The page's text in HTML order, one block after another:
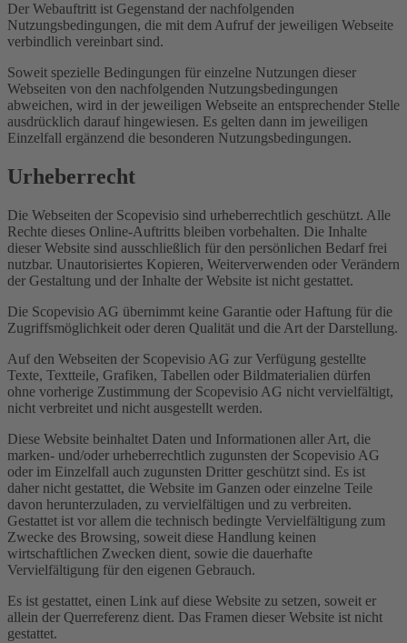
Der Webauftritt ist Gegenstand der nachfolgenden
Nutzungsbedingungen, die mit dem Aufruf der jeweiligen Webseite
verbindlich vereinbart sind.
Soweit spezielle Bedingungen für einzelne Nutzungen dieser
Webseiten von den nachfolgenden Nutzungsbedingungen
abweichen, wird in der jeweiligen Webseite an entsprechender Stelle
ausdrücklich darauf hingewiesen. Es gelten dann im jeweiligen
Einzelfall ergänzend die besonderen Nutzungsbedingungen.
Urheberrecht
Die Webseiten der Scopevisio sind urheberrechtlich geschützt. Alle
Rechte dieses Online-Auftritts bleiben vorbehalten. Die Inhalte
dieser Website sind ausschließlich für den persönlichen Bedarf frei
nutzbar. Unautorisiertes Kopieren, Weiterverwenden oder Verändern
der Gestaltung und der Inhalte der Website ist nicht gestattet.
Die Scopevisio AG übernimmt keine Garantie oder Haftung für die
Zugriffsmöglichkeit oder deren Qualität und die Art der Darstellung.
Auf den Webseiten der Scopevisio AG zur Verfügung gestellte
Texte, Textteile, Grafiken, Tabellen oder Bildmaterialien dürfen
ohne vorherige Zustimmung der Scopevisio AG nicht vervielfältigt,
nicht verbreitet und nicht ausgestellt werden.
Diese Website beinhaltet Daten und Informationen aller Art, die
marken- und/oder urheberrechtlich zugunsten der Scopevisio AG
oder im Einzelfall auch zugunsten Dritter geschützt sind. Es ist
daher nicht gestattet, die Website im Ganzen oder einzelne Teile
davon herunterzuladen, zu vervielfältigen und zu verbreiten.
Gestattet ist vor allem die technisch bedingte Vervielfältigung zum
Zwecke des Browsing, soweit diese Handlung keinen
wirtschaftlichen Zwecken dient, sowie die dauerhafte
Vervielfältigung für den eigenen Gebrauch.
Es ist gestattet, einen Link auf diese Website zu setzen, soweit er
allein der Querreferenz dient. Das Framen dieser Website ist nicht
gestattet.